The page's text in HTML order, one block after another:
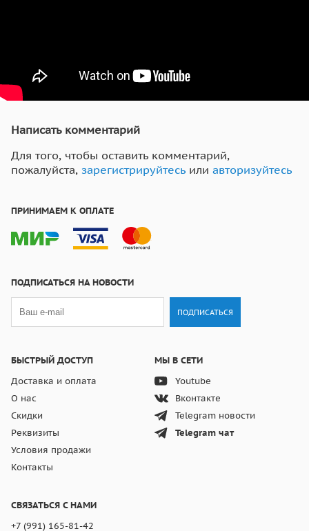
Написать комментарий
Для того, чтобы оставить комментарий,
пожалуйста, зарегистрируйтесь или авторизуйтесь
БЫСТРЫЙ ДОСТУП
Доставка и оплата
О нас
Скидки
Реквизиты
Условия продажи
Контакты
МЫ В СЕТИ
Youtube
Вконтакте
Telegram новости
Telegram чат
ПРИНИМАЕМ К ОПЛАТЕ
ПОДПИСАТЬСЯ НА НОВОСТИ
ПОДПИСАТЬСЯ
СВЯЗАТЬСЯ С НАМИ
+7 (991) 165-81-42